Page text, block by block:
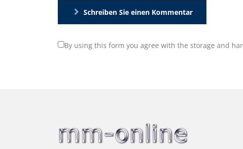
Schreiben Sie einen Kommentar
By using this form you agree with the storage and